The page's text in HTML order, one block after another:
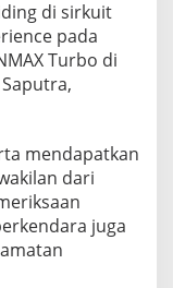
di sirkuit
pada
Turbo di
mendapatkan
dari
juga